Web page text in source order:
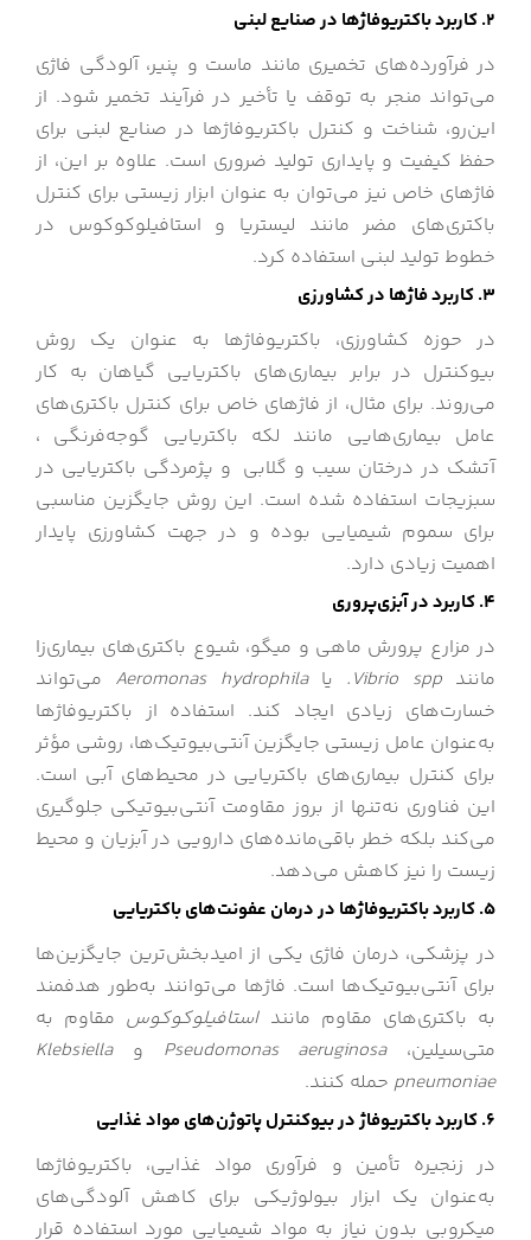
۲. کاربرد باکتریوفاژها در صنایع لبنی
در فرآورده‌های تخمیری مانند ماست و پنیر، آلودگی فاژی
می‌تواند منجر به توقف یا تأخیر در فرآیند تخمیر شود. از
این‌رو، شناخت و کنترل باکتریوفاژها در صنایع لبنی برای
حفظ کیفیت و پایداری تولید ضروری است. علاوه بر این، از
فاژهای خاص نیز می‌توان به عنوان ابزار زیستی برای کنترل
باکتری‌های مضر مانند لیستریا و استافیلوکوکوس در
خطوط تولید لبنی استفاده کرد.
۳. کاربرد فاژها در کشاورزی
در حوزه کشاورزی، باکتریوفاژها به عنوان یک روش
بیوکنترل در برابر بیماری‌های باکتریایی گیاهان به کار
می‌روند. برای مثال، از فاژهای خاص برای کنترل باکتری‌های
عامل بیماری‌هایی مانند لکه باکتریایی گوجه‌فرنگی ،
آتشک در درختان سیب و گلابی و پژمردگی باکتریایی در
سبزیجات استفاده شده است. این روش جایگزین مناسبی
برای سموم شیمیایی بوده و در جهت کشاورزی پایدار
اهمیت زیادی دارد.
۴. کاربرد در آبزی‌پروری
در مزارع پرورش ماهی و میگو، شیوع باکتری‌های بیماری‌زا
مانندVibrio spp. یاAeromonas hydrophila می‌تواند
خسارت‌های زیادی ایجاد کند. استفاده از باکتریوفاژها
به‌عنوان عامل زیستی جایگزین آنتی‌بیوتیک‌ها، روشی مؤثر
برای کنترل بیماری‌های باکتریایی در محیط‌های آبی است.
این فناوری نه‌تنها از بروز مقاومت آنتی‌بیوتیکی جلوگیری
می‌کند بلکه خطر باقی‌مانده‌های دارویی در آبزیان و محیط
زیست را نیز کاهش می‌دهد.
۵. کاربرد باکتریوفاژها در درمان عفونت‌های باکتریایی
در پزشکی، درمان فاژی یکی از امیدبخش‌ترین جایگزین‌ها
برای آنتی‌بیوتیک‌ها است. فاژها می‌توانند به‌طور هدفمند
به باکتری‌های مقاوم ماننداستافیلوکوکوس مقاوم به
متی‌سیلین،Pseudomonas aeruginosa وKlebsiella
pneumoniae حمله کنند.
۶. کاربرد باکتریوفاژ در بیوکنترل پاتوژن‌های مواد غذایی
در زنجیره تأمین و فرآوری مواد غذایی، باکتریوفاژها
به‌عنوان یک ابزار بیولوژیکی برای کاهش آلودگی‌های
میکروبی بدون نیاز به مواد شیمیایی مورد استفاده قرار